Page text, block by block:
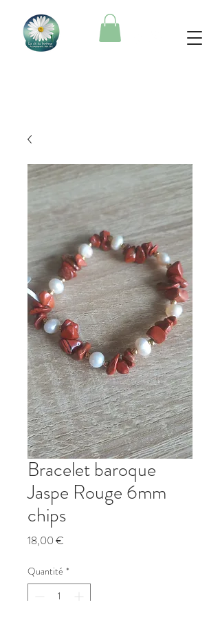
Bracelet baroque
Jaspe Rouge 6mm
chips
18,00 €
Quantité *